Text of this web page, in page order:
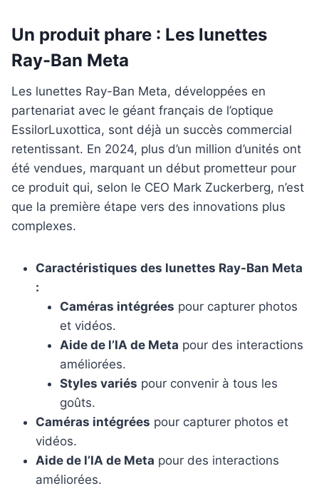
Un produit phare : Les lunettes
Ray-Ban Meta
Les lunettes Ray-Ban Meta, développées en
partenariat avec le géant français de l’optique
EssilorLuxottica, sont déjà un succès commercial
retentissant. En 2024, plus d’un million d’unités ont
été vendues, marquant un début prometteur pour
ce produit qui, selon le CEO Mark Zuckerberg, n’est
que la première étape vers des innovations plus
complexes.
Caractéristiques des lunettes Ray-Ban Meta
:
Caméras intégrées pour capturer photos
et vidéos.
Aide de l’IA de Meta pour des interactions
améliorées.
Styles variés pour convenir à tous les
goûts.
Caméras intégrées pour capturer photos et
vidéos.
Aide de l’IA de Meta pour des interactions
améliorées.